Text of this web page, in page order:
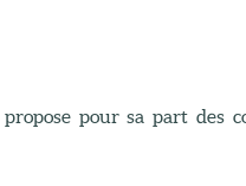
propose pour sa part des